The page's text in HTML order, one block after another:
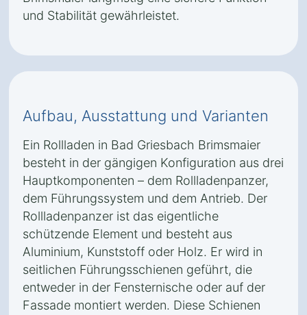
und Stabilität gewährleistet.
Aufbau, Ausstattung und Varianten
Ein Rollladen in Bad Griesbach Brimsmaier
besteht in der gängigen Konfiguration aus drei
Hauptkomponenten – dem Rollladenpanzer,
dem Führungssystem und dem Antrieb. Der
Rollladenpanzer ist das eigentliche
schützende Element und besteht aus
Aluminium, Kunststoff oder Holz. Er wird in
seitlichen Führungsschienen geführt, die
entweder in der Fensternische oder auf der
Fassade montiert werden. Diese Schienen